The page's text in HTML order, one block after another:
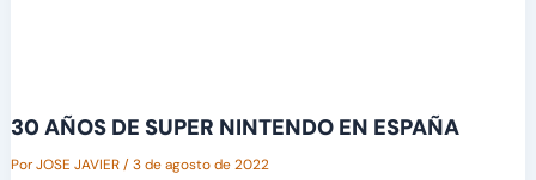
30 AÑOS DE SUPER NINTENDO EN ESPAÑA
PorJOSE JAVIER/3 de agosto de 2022